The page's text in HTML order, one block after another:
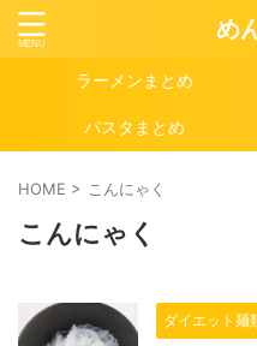
め
ラーメンまとめ
パスタまとめ
HOME > こんにゃく
こんにゃく
ダイエット麺